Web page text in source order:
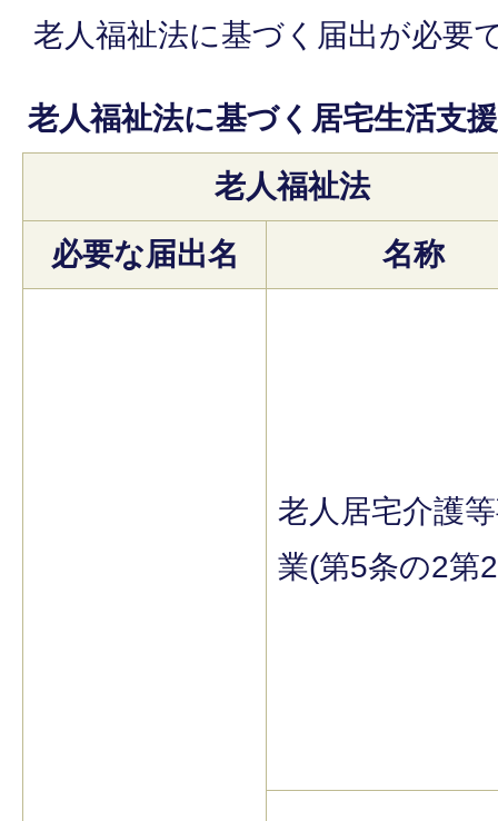
老人福祉法に基づく届出が必要
老人福祉法に基づく居宅生活支
老人福祉法
必要な届出名
名称
老人居宅介護
業(第5条の2第